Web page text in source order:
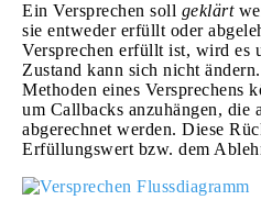
Ein Versprechen soll geklärt
sie entweder erfüllt oder
Versprechen erfüllt ist, wird es
Zustand kann sich nicht
Methoden eines Versprechens
um Callbacks anzuhängen, die
abgerechnet werden. Diese
Erfüllungswert bzw. dem